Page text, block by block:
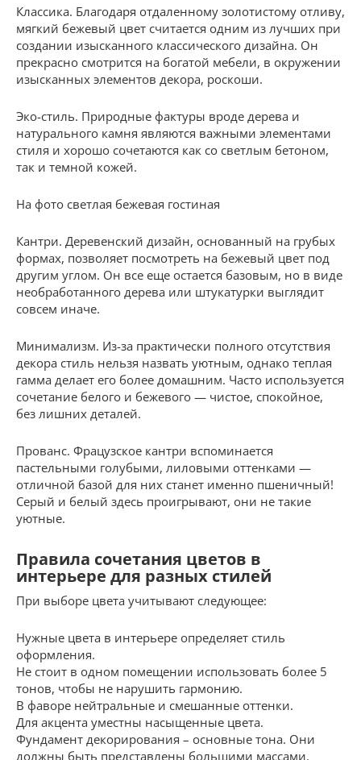
Классика. Благодаря отдаленному золотистому отливу,
мягкий бежевый цвет считается одним из лучших при
создании изысканного классического дизайна. Он
прекрасно смотрится на богатой мебели, в окружении
изысканных элементов декора, роскоши.
Эко-стиль. Природные фактуры вроде дерева и
натурального камня являются важными элементами
стиля и хорошо сочетаются как со светлым бетоном,
так и темной кожей.
На фото светлая бежевая гостиная
Кантри. Деревенский дизайн, основанный на грубых
формах, позволяет посмотреть на бежевый цвет под
другим углом. Он все еще остается базовым, но в виде
необработанного дерева или штукатурки выглядит
совсем иначе.
Минимализм. Из-за практически полного отсутствия
декора стиль нельзя назвать уютным, однако теплая
гамма делает его более домашним. Часто используется
сочетание белого и бежевого — чистое, спокойное,
без лишних деталей.
Прованс. Фрацузское кантри вспоминается
пастельными голубыми, лиловыми оттенками —
отличной базой для них станет именно пшеничный!
Серый и белый здесь проигрывают, они не такие
уютные.
Правила сочетания цветов в
интерьере для разных стилей
При выборе цвета учитывают следующее:
Нужные цвета в интерьере определяет стиль
оформления.
Не стоит в одном помещении использовать более 5
тонов, чтобы не нарушить гармонию.
В фаворе нейтральные и смешанные оттенки.
Для акцента уместны насыщенные цвета.
Фундамент декорирования – основные тона. Они
должны быть представлены большими массами.